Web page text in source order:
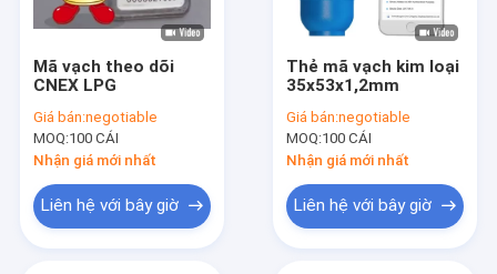
Mã vạch theo dõi
CNEX LPG
Giá bán:negotiable
MOQ:100 CÁI
Nhận giá mới nhất
Liên hệ với bây giờ
Thẻ mã vạch kim loại
35x53x1,2mm
Giá bán:negotiable
MOQ:100 CÁI
Nhận giá mới nhất
Liên hệ với bây giờ